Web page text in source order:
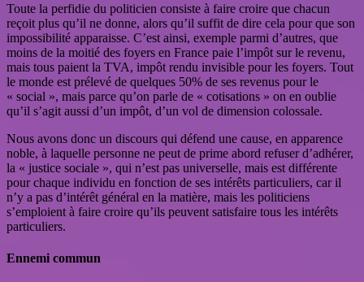
Toute la perfidie du politicien consiste à faire croire que chacun
reçoit plus qu’il ne donne, alors qu’il suffit de dire cela pour que son
impossibilité apparaisse. C’est ainsi, exemple parmi d’autres, que
moins de la moitié des foyers en France paie l’impôt sur le revenu,
mais tous paient la TVA, impôt rendu invisible pour les foyers. Tout
le monde est prélevé de quelques 50% de ses revenus pour le
« social », mais parce qu’on parle de « cotisations » on en oublie
qu’il s’agit aussi d’un impôt, d’un vol de dimension colossale.
Nous avons donc un discours qui défend une cause, en apparence
noble, à laquelle personne ne peut de prime abord refuser d’adhérer,
la « justice sociale », qui n’est pas universelle, mais est différente
pour chaque individu en fonction de ses intérêts particuliers, car il
n’y a pas d’intérêt général en la matière, mais les politiciens
s’emploient à faire croire qu’ils peuvent satisfaire tous les intérêts
particuliers.
Ennemi commun